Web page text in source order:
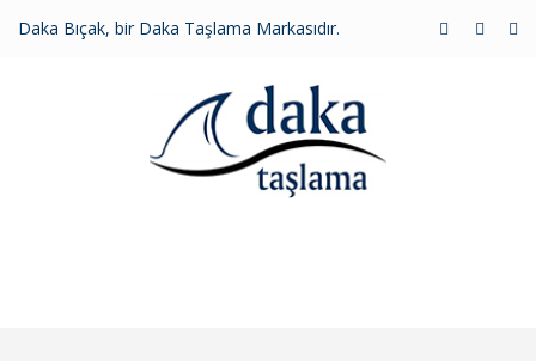
Daka Bıçak, bir Daka Taşlama Markasıdır.